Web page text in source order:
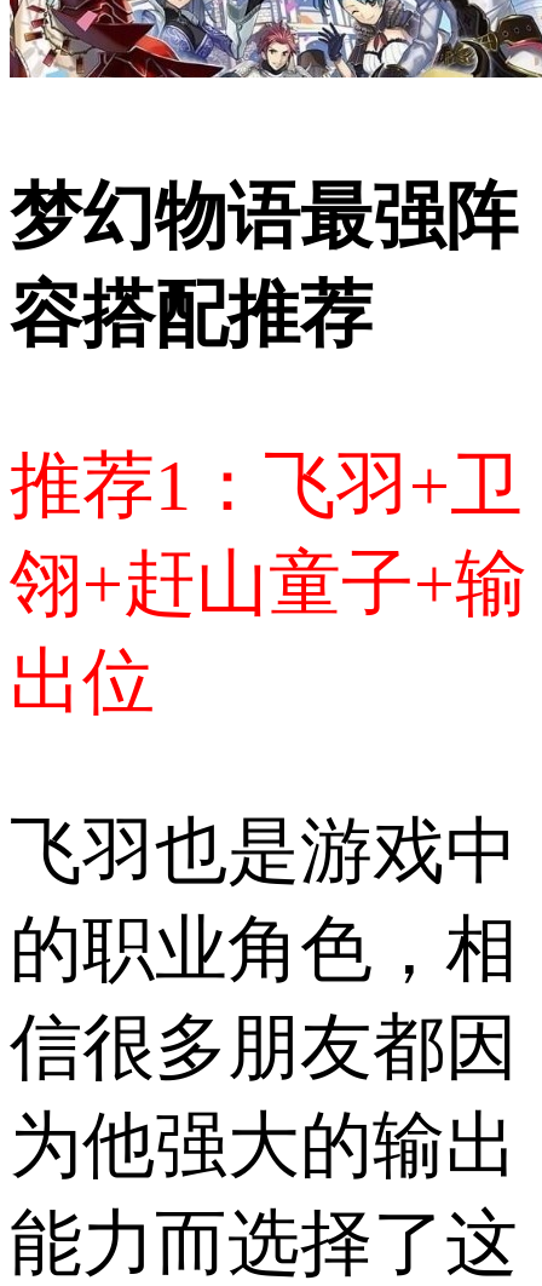
梦幻物语最强阵
容搭配推荐
推荐1：飞羽+卫
翎+赶山童子+输
出位
飞羽也是游戏中
的职业角色，相
信很多朋友都因
为他强大的输出
能力而选择了这